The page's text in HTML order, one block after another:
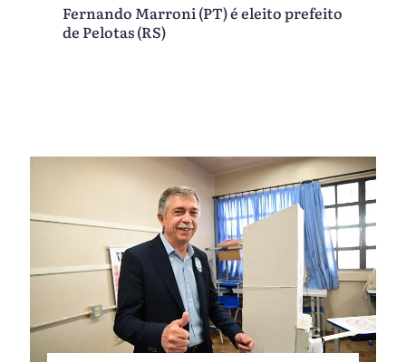
Fernando Marroni (PT) é eleito prefeito
de Pelotas (RS)